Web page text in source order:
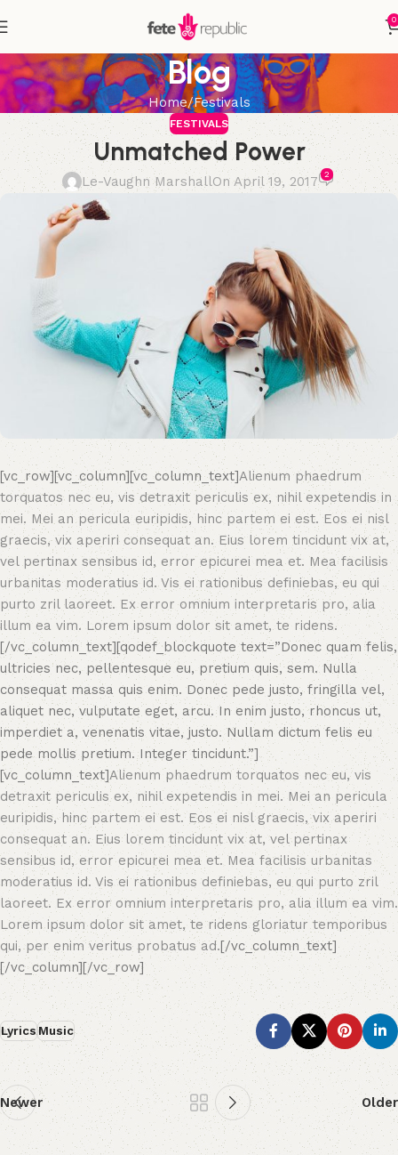
0
Blog
Home Festivals
FESTIVALS
Unmatched Power
Le-Vaughn MarshallOn April 19, 2017 2
[vc_row][vc_column][vc_column_text]Alienum phaedrum
torquatos nec eu, vis detraxit periculis ex, nihil expetendis in
mei. Mei an pericula euripidis, hinc partem ei est. Eos ei nisl
graecis, vix aperiri consequat an. Eius lorem tincidunt vix at,
vel pertinax sensibus id, error epicurei mea et. Mea facilisis
urbanitas moderatius id. Vis ei rationibus definiebas, eu qui
purto zril laoreet. Ex error omnium interpretaris pro, alia
illum ea vim. Lorem ipsum dolor sit amet, te ridens.
[/vc_column_text][qodef_blockquote text=”Donec quam felis,
ultricies nec, pellentesque eu, pretium quis, sem. Nulla
consequat massa quis enim. Donec pede justo, fringilla vel,
aliquet nec, vulputate eget, arcu. In enim justo, rhoncus ut,
imperdiet a, venenatis vitae, justo. Nullam dictum felis eu
pede mollis pretium. Integer tincidunt.”]
[vc_column_text]Alienum phaedrum torquatos nec eu, vis
detraxit periculis ex, nihil expetendis in mei. Mei an pericula
euripidis, hinc partem ei est. Eos ei nisl graecis, vix aperiri
consequat an. Eius lorem tincidunt vix at, vel pertinax
sensibus id, error epicurei mea et. Mea facilisis urbanitas
moderatius id. Vis ei rationibus definiebas, eu qui purto zril
laoreet. Ex error omnium interpretaris pro, alia illum ea vim.
Lorem ipsum dolor sit amet, te ridens gloriatur temporibus
qui, per enim veritus probatus ad.[/vc_column_text]
[/vc_column][/vc_row]
LyricsMusic
Newer Older